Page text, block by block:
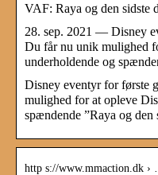
VAF: Raya og den sidste
28. sep. 2021 — Disney
Du får nu unik mulighed
underholdende og
Disney eventyr for første
mulighed for at opleve
spændende ”Raya og den
http s://www.mmaction.dk ›